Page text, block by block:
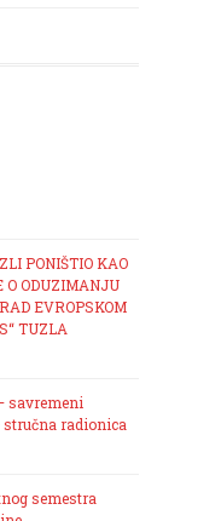
PONIŠTIO KAO
O ODUZIMANJU
EVROPSKOM
TUZLA
savremeni
radionica
semestra